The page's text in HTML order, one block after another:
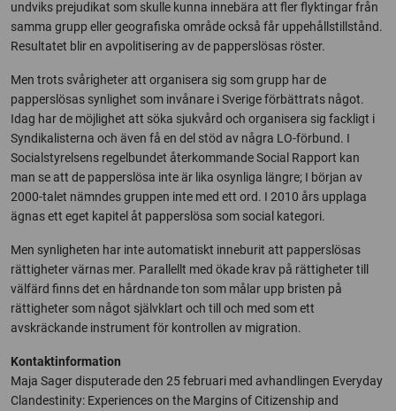
undviks prejudikat som skulle kunna innebära att fler flyktingar från
samma grupp eller geografiska område också får uppehållstillstånd.
Resultatet blir en avpolitisering av de papperslösas röster.
Men trots svårigheter att organisera sig som grupp har de
papperslösas synlighet som invånare i Sverige förbättrats något.
Idag har de möjlighet att söka sjukvård och organisera sig fackligt i
Syndikalisterna och även få en del stöd av några LO-förbund. I
Socialstyrelsens regelbundet återkommande Social Rapport kan
man se att de papperslösa inte är lika osynliga längre; I början av
2000-talet nämndes gruppen inte med ett ord. I 2010 års upplaga
ägnas ett eget kapitel åt papperslösa som social kategori.
Men synligheten har inte automatiskt inneburit att papperslösas
rättigheter värnas mer. Parallellt med ökade krav på rättigheter till
välfärd finns det en hårdnande ton som målar upp bristen på
rättigheter som något självklart och till och med som ett
avskräckande instrument för kontrollen av migration.
Kontaktinformation
Maja Sager disputerade den 25 februari med avhandlingen Everyday
Clandestinity: Experiences on the Margins of Citizenship and